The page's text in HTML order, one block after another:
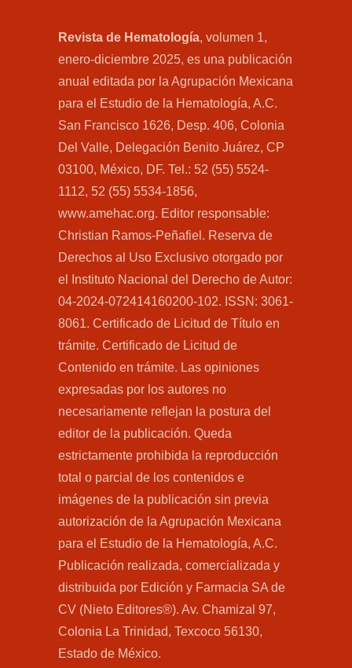
Revista de Hematología, volumen 1,
enero-diciembre 2025, es una publicación
anual editada por la Agrupación Mexicana
para el Estudio de la Hematología, A.C.
San Francisco 1626, Desp. 406, Colonia
Del Valle, Delegación Benito Juárez, CP
03100, México, DF. Tel.: 52 (55) 5524-
1112, 52 (55) 5534-1856,
www.amehac.org. Editor responsable:
Christian Ramos-Peñafiel. Reserva de
Derechos al Uso Exclusivo otorgado por
el Instituto Nacional del Derecho de Autor:
04-2024-072414160200-102. ISSN: 3061-
8061. Certificado de Licitud de Título en
trámite. Certificado de Licitud de
Contenido en trámite. Las opiniones
expresadas por los autores no
necesariamente reflejan la postura del
editor de la publicación. Queda
estrictamente prohibida la reproducción
total o parcial de los contenidos e
imágenes de la publicación sin previa
autorización de la Agrupación Mexicana
para el Estudio de la Hematología, A.C.
Publicación realizada, comercializada y
distribuida por Edición y Farmacia SA de
CV (Nieto Editores®). Av. Chamizal 97,
Colonia La Trinidad, Texcoco 56130,
Estado de México.